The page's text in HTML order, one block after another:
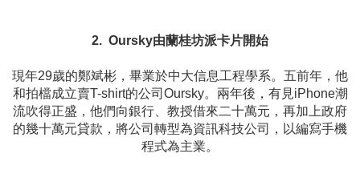
2. Oursky由蘭桂坊派卡片開始
現年29歲的鄭斌彬，畢業於中大信息工程學系。五前年，他
和拍檔成立賣T-shirt的公司Oursky。兩年後，有見iPhone潮
流吹得正盛，他們向銀行、教授借來二十萬元，再加上政府
的幾十萬元貸款，將公司轉型為資訊科技公司，以編寫手機
程式為主業。